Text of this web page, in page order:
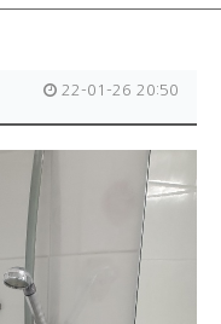
22-01-26 20:50